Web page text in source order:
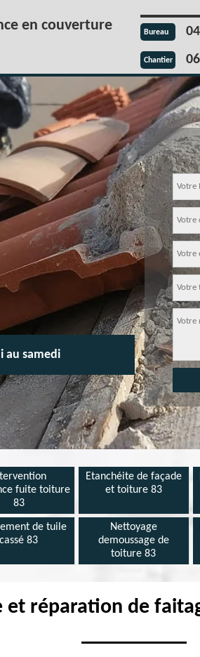
en couverture Bureau
Chantier
au samedi
fuite toiture
83
Etanchéite de façade
et toiture 83
de tuile
cassé 83
Nettoyage
demoussage de
toiture 83
et réparation de